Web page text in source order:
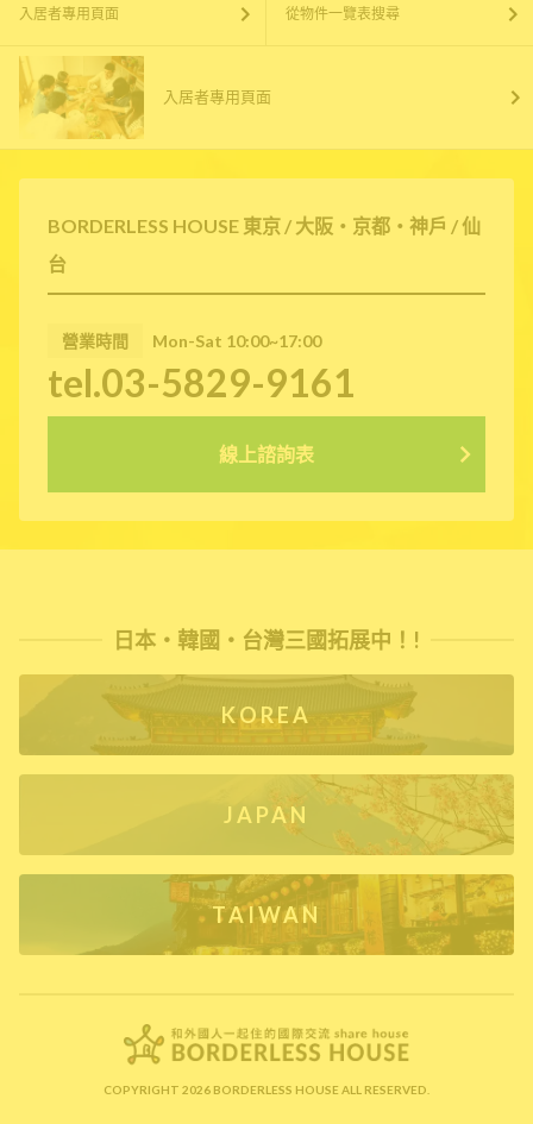
BORDERLESS HOUSE 東京 / 大阪・京都・神戶 / 仙
台
營業時間 Mon-Sat 10:00~17:00
tel.03-5829-9161
線上諮詢表
入居者專用頁面 從物件一覽表搜尋
入居者專用頁面
日本・韓國・台灣三國拓展中！!
KOREA
JAPAN
TAIWAN
COPYRIGHT 2026 BORDERLESS HOUSE ALL RESERVED.